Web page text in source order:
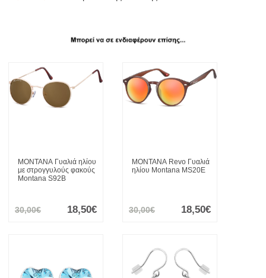
MONTANA Γυαλιά ηλίου
με στρογγυλούς φακούς
Montana S92B
30,00€ 18,50€
MONTANA Revo Γυαλιά
ηλίου Montana MS20E
30,00€ 18,50€